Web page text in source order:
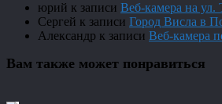
юрий к записи Веб-камера на ул.
Сергей к записи Город Висла в
Александр к записи Веб-камера
Вам также может понравиться